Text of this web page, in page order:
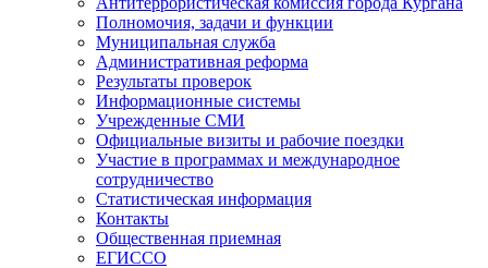
Полномочия, задачи и функции
Муниципальная служба
Административная реформа
Результаты проверок
Информационные системы
Учрежденные СМИ
Официальные визиты и рабочие поездки
Участие в программах и международное
сотрудничество
Статистическая информация
Контакты
Общественная приемная
ЕГИССО